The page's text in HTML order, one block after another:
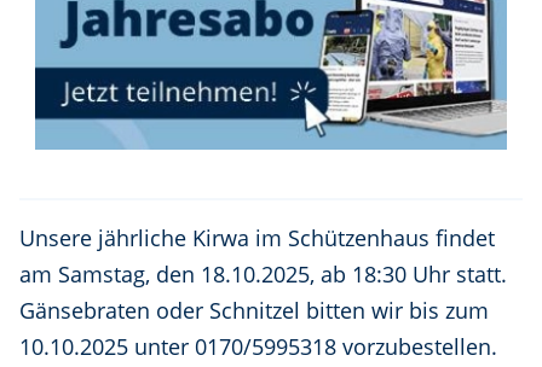
Unsere jährliche Kirwa im Schützenhaus findet
am Samstag, den 18.10.2025, ab 18:30 Uhr statt.
Gänsebraten oder Schnitzel bitten wir bis zum
10.10.2025 unter 0170/5995318 vorzubestellen.